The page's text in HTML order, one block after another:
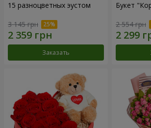
15 разноцветных эустом
3 145 грн
Заказать
Букет
2 554 грн